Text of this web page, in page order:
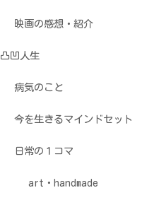
映画の感想・紹介
凸凹人生
病気のこと
今を生きるマインドセット
日常の１コマ
art・handmade